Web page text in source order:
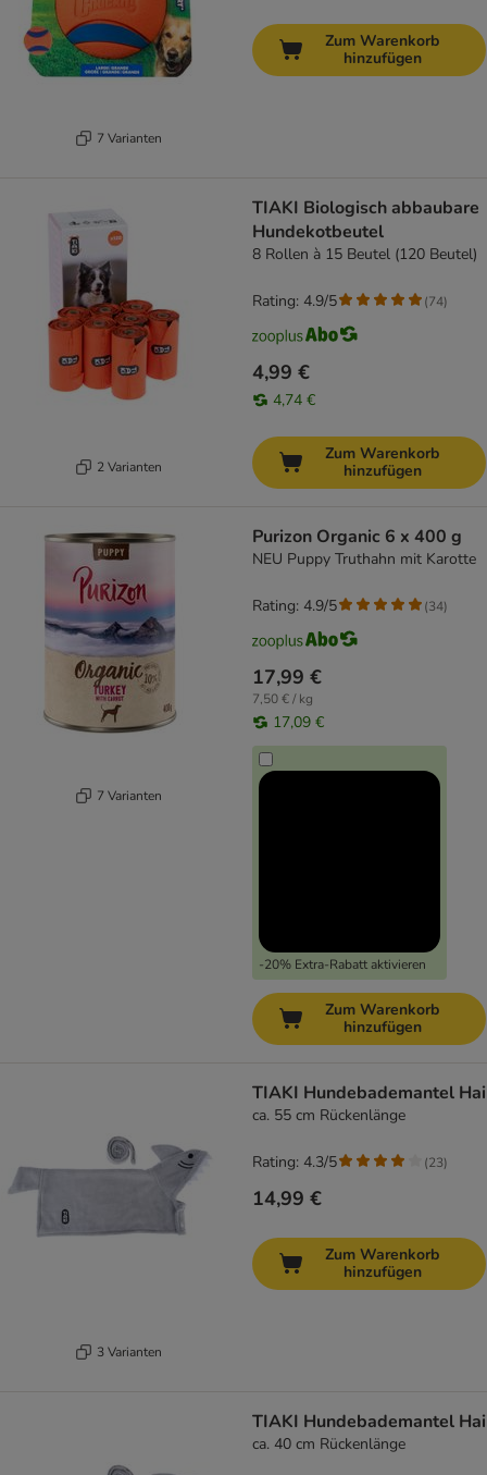
7 Varianten
Zum Warenkorb
hinzufügen
2 Varianten
TIAKI Biologisch abbaubare
Hundekotbeutel
8 Rollen à 15 Beutel (120 Beutel)
4,99 €
4,74 €
Rating: 4.9/5 (74)
Zum Warenkorb
hinzufügen
7 Varianten
Purizon Organic 6 x 400 g
NEU Puppy Truthahn mit Karotte
17,99 €
7,50 € / kg
17,09 €
-20% Extra-Rabatt aktivieren
Rating: 4.9/5 (34)
Zum Warenkorb
hinzufügen
3 Varianten
TIAKI Hundebademantel Hai
ca. 55 cm Rückenlänge
14,99 €
Rating: 4.3/5 (23)
Zum Warenkorb
hinzufügen
TIAKI Hundebademantel Hai
ca. 40 cm Rückenlänge